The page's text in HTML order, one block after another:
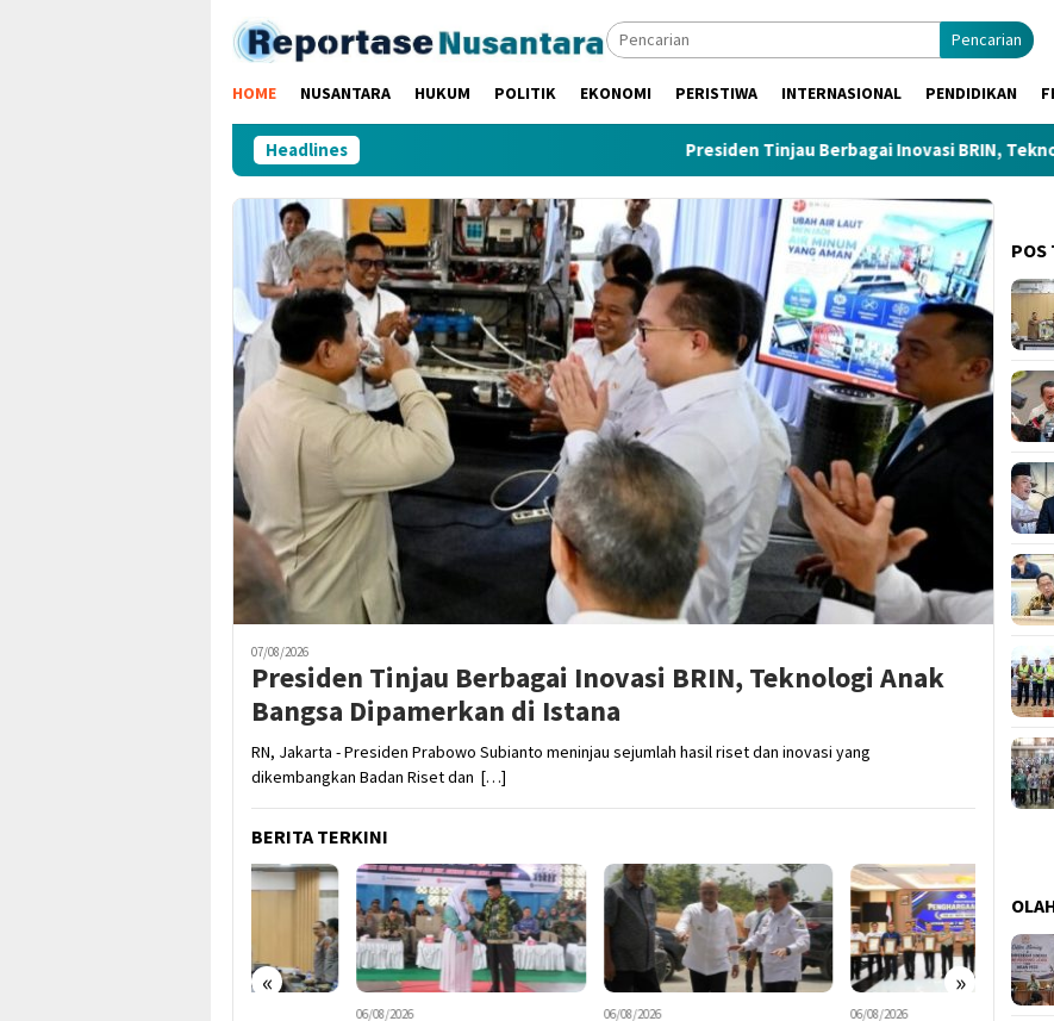
konten
Pencarian
HOME NUSANTARA HUKUM POLITIK EKONOMI PERISTIWA INTERNASIONAL PENDIDIKAN
Headlines Presiden Tinjau Berbagai Inovasi BRIN, Teknologi Anak Bangsa
07/08/2026
Presiden Tinjau Berbagai Inovasi BRIN, Teknologi Anak
Bangsa Dipamerkan di Istana
RN, Jakarta - Presiden Prabowo Subianto meninjau sejumlah hasil riset dan inovasi yang
dikembangkan Badan Riset dan […]
BERITA TERKINI
« »
POS